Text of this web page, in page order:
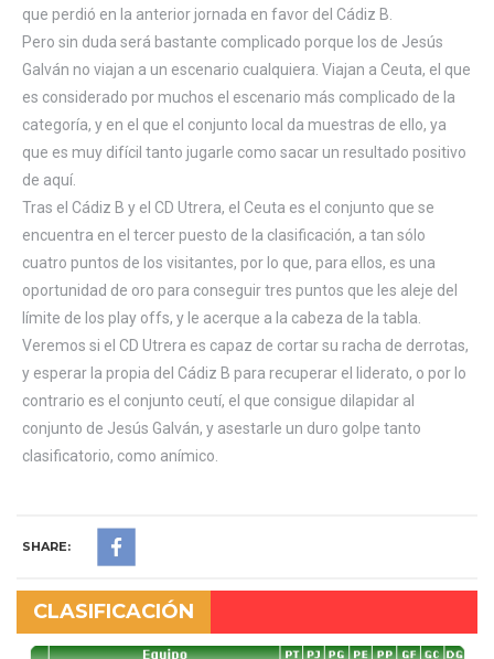
que perdió en la anterior jornada en favor del Cádiz B.
Pero sin duda será bastante complicado porque los de Jesús
Galván no viajan a un escenario cualquiera. Viajan a Ceuta, el que
es considerado por muchos el escenario más complicado de la
categoría, y en el que el conjunto local da muestras de ello, ya
que es muy difícil tanto jugarle como sacar un resultado positivo
de aquí.
Tras el Cádiz B y el CD Utrera, el Ceuta es el conjunto que se
encuentra en el tercer puesto de la clasificación, a tan sólo
cuatro puntos de los visitantes, por lo que, para ellos, es una
oportunidad de oro para conseguir tres puntos que les aleje del
límite de los play offs, y le acerque a la cabeza de la tabla.
Veremos si el CD Utrera es capaz de cortar su racha de derrotas,
y esperar la propia del Cádiz B para recuperar el liderato, o por lo
contrario es el conjunto ceutí, el que consigue dilapidar al
conjunto de Jesús Galván, y asestarle un duro golpe tanto
clasificatorio, como anímico.
SHARE:
CLASIFICACIÓN